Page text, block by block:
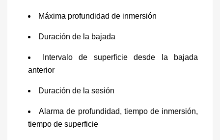
Máxima profundidad de inmersión
Duración de la bajada
Intervalo de superficie desde la bajada
anterior
Duración de la sesión
Alarma de profundidad, tiempo de inmersión,
tiempo de superficie